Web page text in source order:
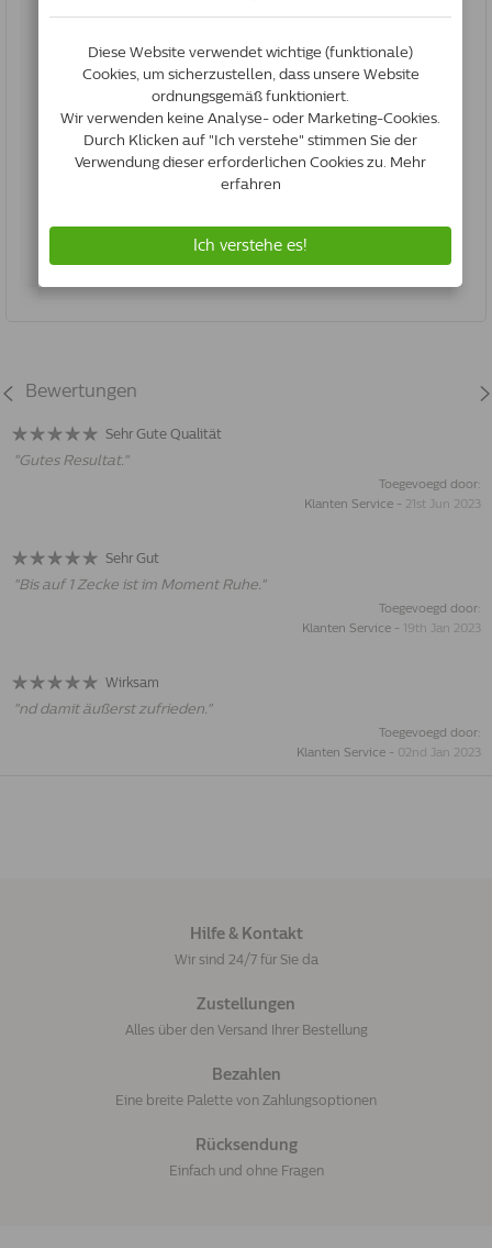
Amflee Combo Katze | 6 Pipetten
3838989680435
Auf lager
€25.25*
Jetzt kaufen
Bewertungen
Sehr Gute Qualität
"Gutes Resultat."
Toegevoegd door:
Klanten Service - 21st Jun 2023
Sehr Gut
"Bis auf 1 Zecke ist im Moment Ruhe."
Toegevoegd door:
Klanten Service - 19th Jan 2023
Wirksam
"nd damit äußerst zufrieden."
Toegevoegd door:
Klanten Service - 02nd Jan 2023
Hilfe & Kontakt
Wir sind 24/7 für Sie da
Zustellungen
Alles über den Versand Ihrer Bestellung
Bezahlen
Eine breite Palette von Zahlungsoptionen
Rücksendung
Einfach und ohne Fragen